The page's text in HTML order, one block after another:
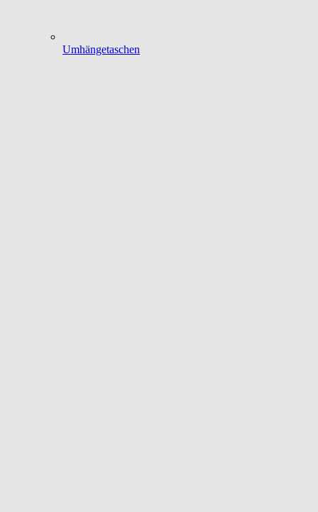
Umhängetaschen